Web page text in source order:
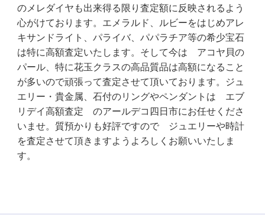
のメレダイヤも出来得る限り査定額に反映されるよう
心がけております。エメラルド、ルビーをはじめアレ
キサンドライト、パライバ、パパラチア等の希少宝石
は特に高額査定いたします。そして今は アコヤ貝の
パール、特に花玉クラスの高品質品は高額になること
が多いので頑張って査定させて頂いております。ジュ
エリー・貴金属、石付のリングやペンダントは エブ
リデイ高額査定 のアールデコ四日市にお任せくださ
いませ。質預かりも好評ですので ジュエリーや時計
を査定させて頂きますようよろしくお願いいたしま
す。